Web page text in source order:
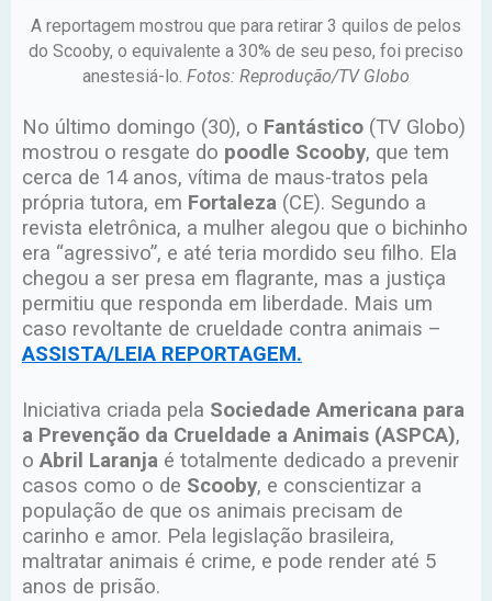
A reportagem mostrou que para retirar 3 quilos de pelos
do Scooby, o equivalente a 30% de seu peso, foi preciso
anestesiá-lo. Fotos: Reprodução/TV Globo
No último domingo (30), o Fantástico (TV Globo)
mostrou o resgate do poodle Scooby, que tem
cerca de 14 anos, vítima de maus-tratos pela
própria tutora, em Fortaleza (CE). Segundo a
revista eletrônica, a mulher alegou que o bichinho
era “agressivo”, e até teria mordido seu filho. Ela
chegou a ser presa em flagrante, mas a justiça
permitiu que responda em liberdade. Mais um
caso revoltante de crueldade contra animais –
ASSISTA/LEIA REPORTAGEM.
Iniciativa criada pela Sociedade Americana para
a Prevenção da Crueldade a Animais (ASPCA),
o Abril Laranja é totalmente dedicado a prevenir
casos como o de Scooby, e conscientizar a
população de que os animais precisam de
carinho e amor. Pela legislação brasileira,
maltratar animais é crime, e pode render até 5
anos de prisão.